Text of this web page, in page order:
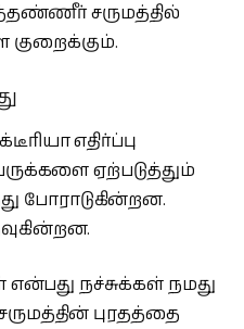
சருமத்தில்
குறைக்கும்.
எதிர்ப்பு
ஏற்படுத்தும்
போராடுகின்றன.
என்பது நச்சுக்கள் நமது
புரதத்தை